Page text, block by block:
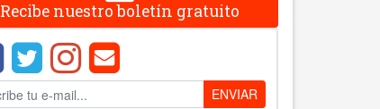
Recibe nuestro boletín gratuito
ENVIAR